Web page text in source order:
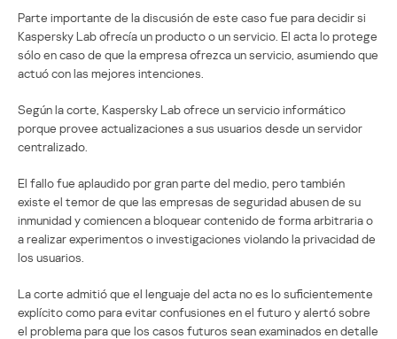
Parte importante de la discusión de este caso fue para decidir si
Kaspersky Lab ofrecía un producto o un servicio. El acta lo protege
sólo en caso de que la empresa ofrezca un servicio, asumiendo que
actuó con las mejores intenciones.
Según la corte, Kaspersky Lab ofrece un servicio informático
porque provee actualizaciones a sus usuarios desde un servidor
centralizado.
El fallo fue aplaudido por gran parte del medio, pero también
existe el temor de que las empresas de seguridad abusen de su
inmunidad y comiencen a bloquear contenido de forma arbitraria o
a realizar experimentos o investigaciones violando la privacidad de
los usuarios.
La corte admitió que el lenguaje del acta no es lo suficientemente
explícito como para evitar confusiones en el futuro y alertó sobre
el problema para que los casos futuros sean examinados en detalle